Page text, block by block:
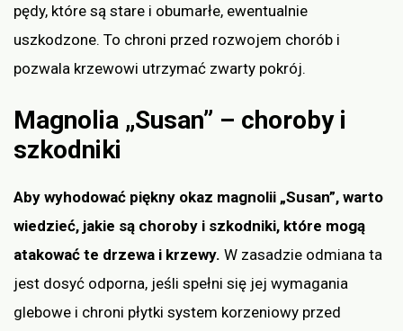
pędy, które są stare i obumarłe, ewentualnie
uszkodzone. To chroni przed rozwojem chorób i
pozwala krzewowi utrzymać zwarty pokrój.
Magnolia „Susan” – choroby i
szkodniki
Aby wyhodować piękny okaz magnolii „Susan”, warto
wiedzieć, jakie są choroby i szkodniki, które mogą
atakować te drzewa i krzewy. W zasadzie odmiana ta
jest dosyć odporna, jeśli spełni się jej wymagania
glebowe i chroni płytki system korzeniowy przed